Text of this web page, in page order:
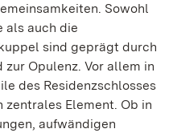
Sowohl
als auch die
sind geprägt durch
zur Opulenz. Vor allem in
des Residenzschlosses
Element. Ob in
aufwändigen